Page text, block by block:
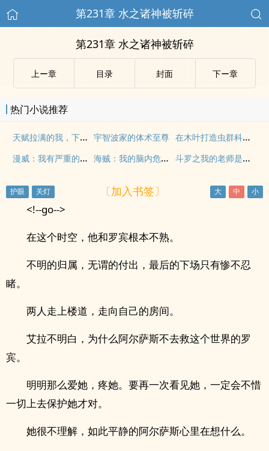
第231章 水之诸神被斩碎
第231章 水之诸神被斩碎
上ー章 目录 封面 下ー章
热门小说推荐
天赋拉满的我，下次还填非常简单 宇智波家的体术至尊
在木叶打造虫群科技树
漫威：我有严重的精神疾病
海贼：我的脑内危险选项 斗罗之我的老师是教皇
〔加入书签〕
<!--go-->
在这个时空，他和罗宾根本不熟。
不明的归属，无谓的付出，最后的下场只有惨不忍
睹。
两人走上楼道，走向自己的房间。
艾拉不明白，为什么阿尔萨斯不去救这个世界的罗
宾。
明明那么爱她，疼她。要再一次看见她，一定会不惜
一切上去保护她才对。
她很不理解，如此平静的阿尔萨斯心里在想什么。